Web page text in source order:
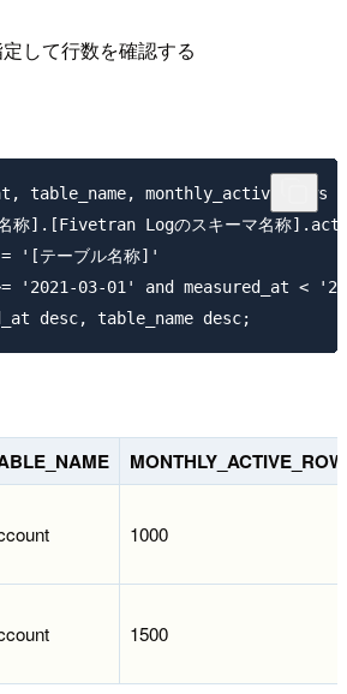
して行数を確認する
table_name, monthly_active_rows
名称].[Fivetran Logのスキーマ名称
'[テーブル名称]'
'2021-03-01' and measured_at <
desc, table_name desc;
1000
1500